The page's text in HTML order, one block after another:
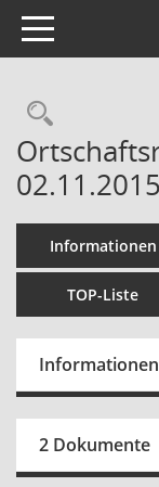
Toggle navigation
Informationen
TOP-Liste
Informationen
2 Dokumente